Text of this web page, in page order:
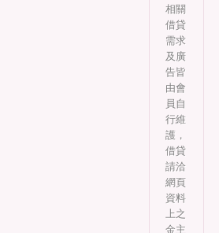
相關
借貸
需求
及廣
告皆
由會
員自
行維
護，
借貸
請洽
網頁
資料
上之
金主